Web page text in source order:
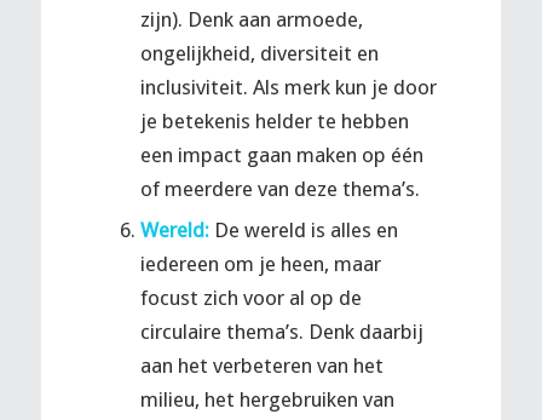
zijn). Denk aan armoede,
ongelijkheid, diversiteit en
inclusiviteit. Als merk kun je door
je betekenis helder te hebben
een impact gaan maken op één
of meerdere van deze thema’s.
Wereld:De wereld is alles en
iedereen om je heen, maar
focust zich voor al op de
circulaire thema’s. Denk daarbij
aan het verbeteren van het
milieu, het hergebruiken van